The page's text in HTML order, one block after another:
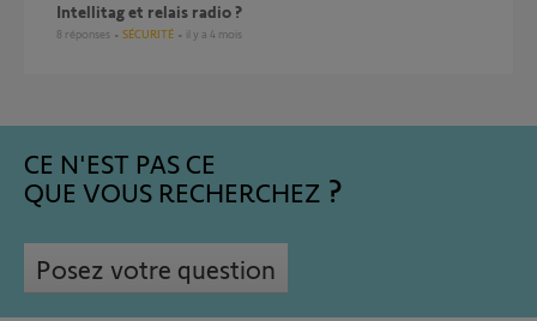
Intellitag et relais radio ?
8 réponses SÉCURITÉ il y a 4 mois
CE N'EST PAS CE
QUE VOUS RECHERCHEZ
Posez votre question